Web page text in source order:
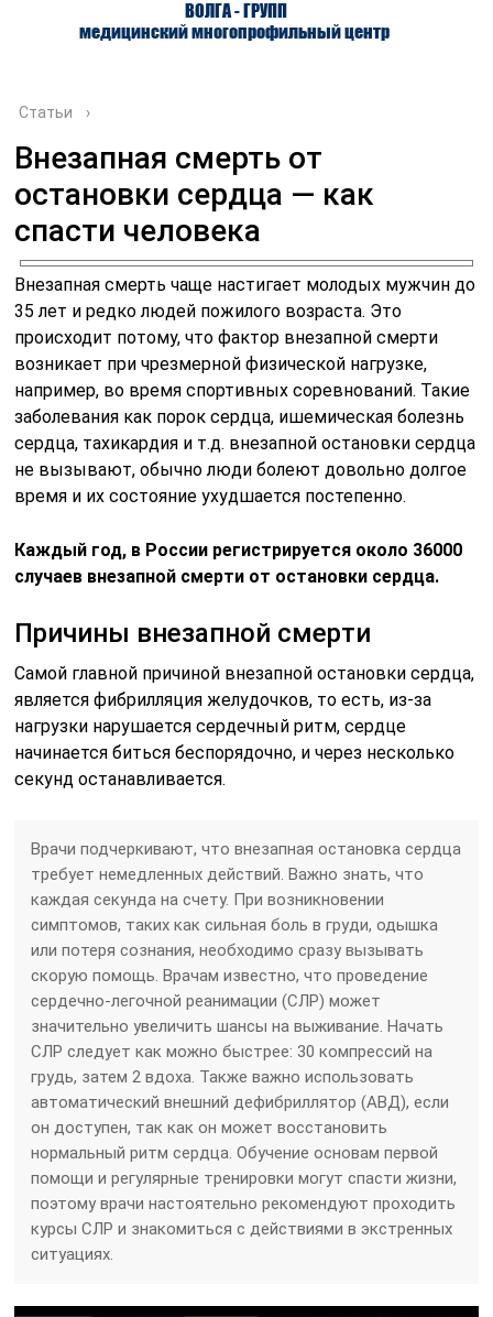
ВОЛГА - ГРУПП
медицинский многопрофильный центр
О ЦЕНТРЕ ВРАЧИ
Статьи ›
Внезапная смерть от
остановки сердца — как
спасти человека
Внезапная смерть чаще настигает молодых мужчин до
35 лет и редко людей пожилого возраста. Это
происходит потому, что фактор внезапной смерти
возникает при чрезмерной физической нагрузке,
например, во время спортивных соревнований. Такие
заболевания как порок сердца, ишемическая болезнь
сердца, тахикардия и т.д. внезапной остановки сердца
не вызывают, обычно люди болеют довольно долгое
время и их состояние ухудшается постепенно.
Каждый год, в России регистрируется около 36000
случаев внезапной смерти от остановки сердца.
Причины внезапной смерти
Самой главной причиной внезапной остановки сердца,
является фибрилляция желудочков, то есть, из-за
нагрузки нарушается сердечный ритм, сердце
начинается биться беспорядочно, и через несколько
секунд останавливается.
Врачи подчеркивают, что внезапная остановка сердца
требует немедленных действий. Важно знать, что
каждая секунда на счету. При возникновении
симптомов, таких как сильная боль в груди, одышка
или потеря сознания, необходимо сразу вызывать
скорую помощь. Врачам известно, что проведение
сердечно-легочной реанимации (СЛР) может
значительно увеличить шансы на выживание. Начать
СЛР следует как можно быстрее: 30 компрессий на
грудь, затем 2 вдоха. Также важно использовать
автоматический внешний дефибриллятор (АВД), если
он доступен, так как он может восстановить
нормальный ритм сердца. Обучение основам первой
помощи и регулярные тренировки могут спасти жизни,
поэтому врачи настоятельно рекомендуют проходить
курсы СЛР и знакомиться с действиями в экстренных
ситуациях.